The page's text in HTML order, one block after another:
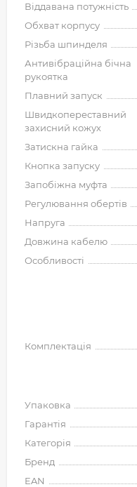
Віддавана потужність
Обхват корпусу
Різьба шпинделя
Антивібраційна бічна
рукоятка
Плавний запуск
Швидкопереставний
захисний кожух
Затискна гайка
Кнопка запуску
Запобіжна муфта
Регулювання обертів
Напруга
Довжина кабелю
Особливості
Комплектація
Упаковка
Гарантія
Категорія
Бренд
EAN